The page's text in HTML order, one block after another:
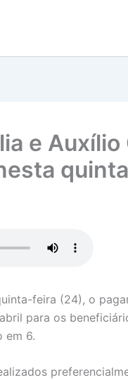
e
feira (24), o
para os
em 6.